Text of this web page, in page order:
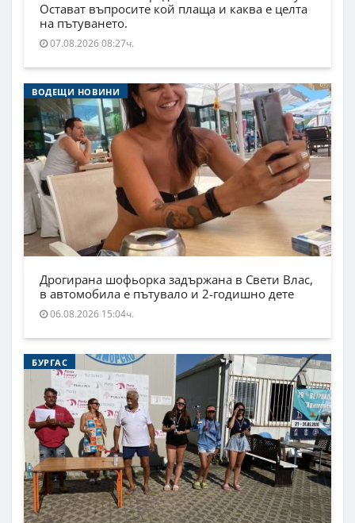
Остават въпросите кой плаща и каква е целта
на пътуването.
07.08.2026 08:27ч.
ВОДЕЩИ НОВИНИ
Дрогирана шофьорка задържана в Свети Влас,
в автомобила е пътувало и 2-годишно дете
06.08.2026 15:04ч.
БУРГАС